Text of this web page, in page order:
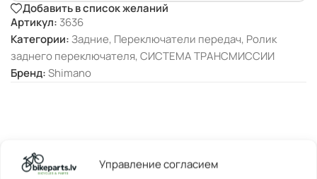
Управление согласием
Добавить в список желаний
Артикул: 3636
Категории:Задние, Переключатели передач, Ролик
заднего переключателя,СИСТЕМА ТРАНСМИССИИ
Бренд:Shimano